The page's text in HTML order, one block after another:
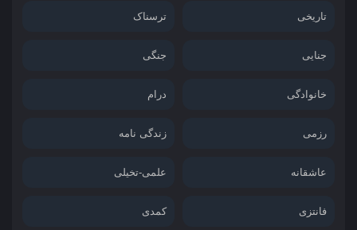
تاریخی ترسناک
جنایی جنگی
خانوادگی درام
رزمی زندگی نامه
عاشقانه علمی-تخیلی
فانتزی کمدی